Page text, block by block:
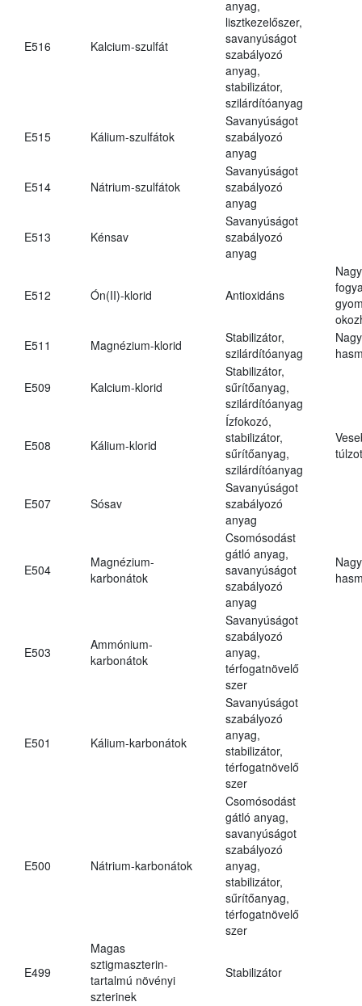
E516 Kalcium-szulfát
anyag,
lisztkezelőszer,
savanyúságot
szabályozó
anyag,
stabilizátor,
szilárdítóanyag
E515 Kálium-szulfátok
Savanyúságot
szabályozó
anyag
E514 Nátrium-szulfátok
Savanyúságot
szabályozó
anyag
E513 Kénsav
Savanyúságot
szabályozó
anyag
E512 Ón(II)-klorid Antioxidáns
E511
Magnézium-klorid
Stabilizátor,
szilárdítóanyag
E509 Kalcium-klorid
Stabilizátor,
sűrítőanyag,
szilárdítóanyag
E508 Kálium-klorid
Ízfokozó,
stabilizátor,
sűrítőanyag,
szilárdítóanyag
E507 Sósav
Savanyúságot
szabályozó
anyag
E504
Magnézium-
karbonátok
Csomósodást
gátló anyag,
savanyúságot
szabályozó
anyag
E503
Ammónium-
karbonátok
Savanyúságot
szabályozó
anyag,
térfogatnövelő
szer
E501 Kálium-karbonátok
Savanyúságot
szabályozó
anyag,
stabilizátor,
térfogatnövelő
szer
E500 Nátrium-karbonátok
Csomósodást
gátló anyag,
savanyúságot
szabályozó
anyag,
stabilizátor,
sűrítőanyag,
térfogatnövelő
szer
E499
Magas
sztigmaszterin-
tartalmú növényi
szterinek
Stabilizátor